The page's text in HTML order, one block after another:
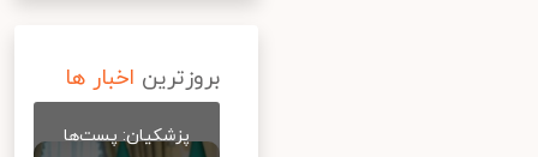
بروزترین اخبار ها
پزشکیان: پست‌ها